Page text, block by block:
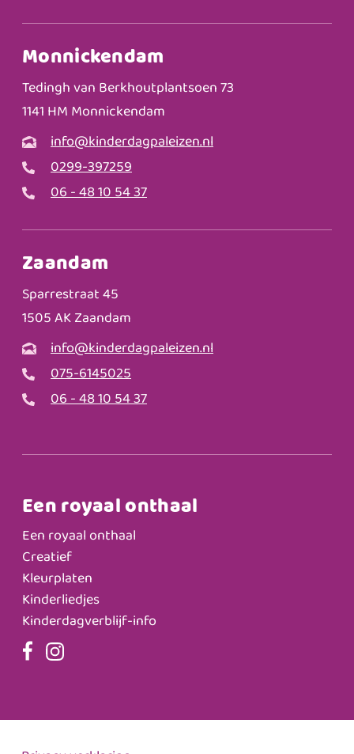
Monnickendam
Tedingh van Berkhoutplantsoen 73
1141 HM Monnickendam
info@kinderdagpaleizen.nl
0299-397259
06 - 48 10 54 37
Zaandam
Sparrestraat 45
1505 AK Zaandam
info@kinderdagpaleizen.nl
075-6145025
06 - 48 10 54 37
Een royaal onthaal
Een royaal onthaal
Creatief
Kleurplaten
Kinderliedjes
Kinderdagverblijf-info